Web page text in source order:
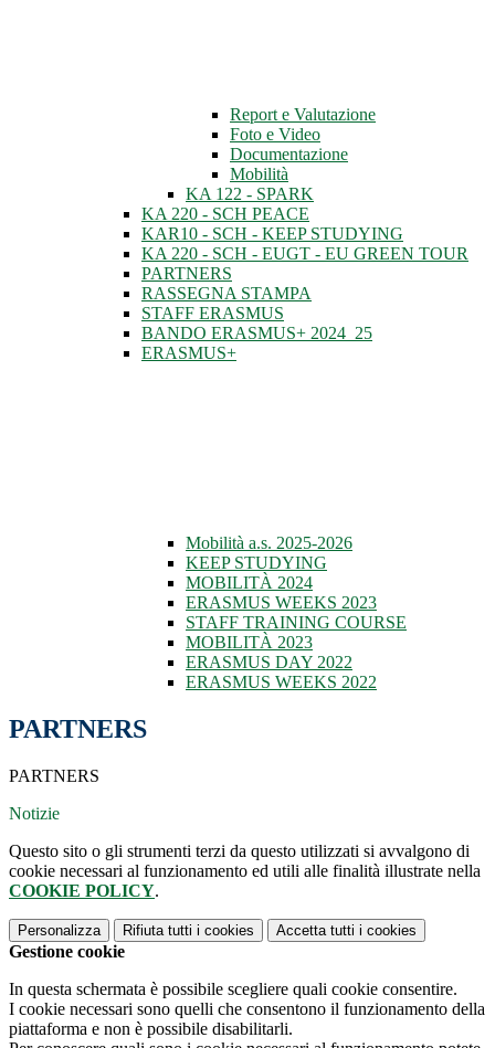
Report e Valutazione
Foto e Video
Documentazione
Mobilità
KA 122 - SPARK
KA 220 - SCH PEACE
KAR10 - SCH - KEEP STUDYING
KA 220 - SCH - EUGT - EU GREEN TOUR
PARTNERS
RASSEGNA STAMPA
STAFF ERASMUS
BANDO ERASMUS+ 2024_25
ERASMUS+
Mobilità a.s. 2025-2026
KEEP STUDYING
MOBILITÀ 2024
ERASMUS WEEKS 2023
STAFF TRAINING COURSE
MOBILITÀ 2023
ERASMUS DAY 2022
ERASMUS WEEKS 2022
PARTNERS
PARTNERS
Notizie
Questo sito o gli strumenti terzi da questo utilizzati si avvalgono di
cookie necessari al funzionamento ed utili alle finalità illustrate nella
COOKIE POLICY.
Personalizza Rifiuta tutti i cookies Accetta tutti i cookies
Gestione cookie
In questa schermata è possibile scegliere quali cookie consentire.
I cookie necessari sono quelli che consentono il funzionamento della
piattaforma e non è possibile disabilitarli.